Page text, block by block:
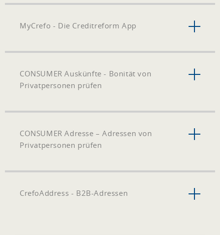
MyCrefo - Die Creditreform App
CONSUMER Auskünfte - Bonität von
Privatpersonen prüfen
CONSUMER Adresse – Adressen von
Privatpersonen prüfen
CrefoAddress - B2B-Adressen